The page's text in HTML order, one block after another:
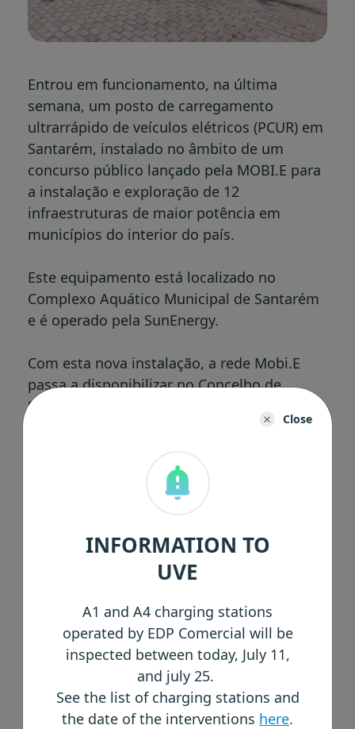
Entrou em funcionamento, na última
semana, um posto de carregamento
ultrarrápido de veículos elétricos (PCUR) em
Santarém, instalado no âmbito de um
concurso público lançado pela MOBI.E para
a instalação e exploração de 12
infraestruturas de maior potência em
municípios do interior do país.
Este equipamento está localizado no
Complexo Aquático Municipal de Santarém
e é operado pela SunEnergy.
Com esta nova instalação, a rede Mobi.E
passa a disponibilizar no Concelho de
Santarém 18 postos de carregamento: 3
ultrarrápidos, 5 rápidos, 3 semirrápidos e 7
Para a instalação dos 12 PCUR, a MOBI.E
verba financiada pelo Fundo Ambiental,
através do Programa de Estabilização
Económica e Social, aprovado pelo Governo.
equipamentos de Beja, Castelo Branco e
Portalegre, devendo ao longo das próximas
semanas ir sendo gradualmente
disponibilizados os restantes
equipamentos.
INFORMATION TO
UVE
Close
A1 and A4 charging stations
operated by EDP Comercial will be
inspected between today, July 11,
and july 25.
See the list of charging stations and
the date of the interventions here.